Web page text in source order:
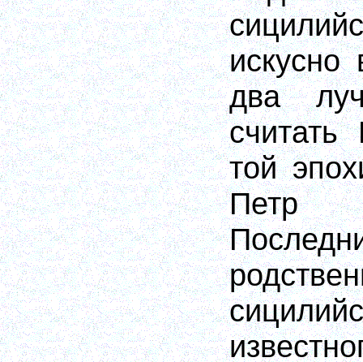
искусно
два
считать
той
Петр